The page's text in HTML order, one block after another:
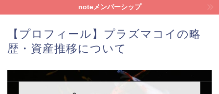
noteメンバーシップ
【プロフィール】プラズマコイの略
歴・資産推移について